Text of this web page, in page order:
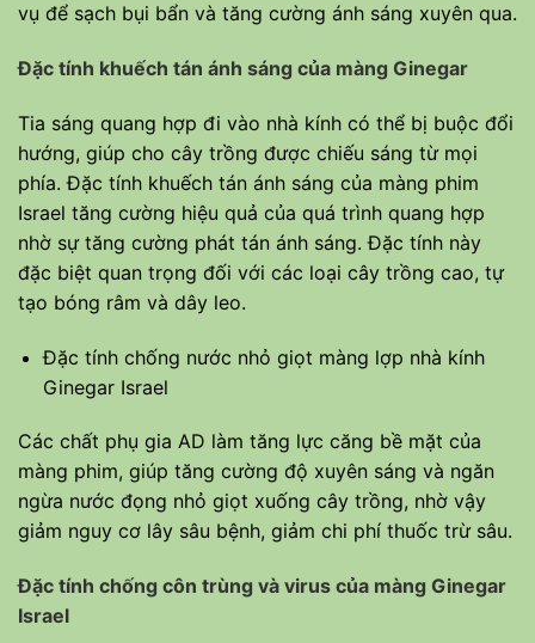
vụ để sạch bụi bẩn và tăng cường ánh sáng xuyên qua.
Đặc tính khuếch tán ánh sáng của màng Ginegar
Tia sáng quang hợp đi vào nhà kính có thể bị buộc đổi
hướng, giúp cho cây trồng được chiếu sáng từ mọi
phía. Đặc tính khuếch tán ánh sáng của màng phim
Israel tăng cường hiệu quả của quá trình quang hợp
nhờ sự tăng cường phát tán ánh sáng. Đặc tính này
đặc biệt quan trọng đối với các loại cây trồng cao, tự
tạo bóng râm và dây leo.
Đặc tính chống nước nhỏ giọt màng lợp nhà kính
Ginegar Israel
Các chất phụ gia AD làm tăng lực căng bề mặt của
màng phim, giúp tăng cường độ xuyên sáng và ngăn
ngừa nước đọng nhỏ giọt xuống cây trồng, nhờ vậy
giảm nguy cơ lây sâu bệnh, giảm chi phí thuốc trừ sâu.
Đặc tính chống côn trùng và virus của màng Ginegar
Israel